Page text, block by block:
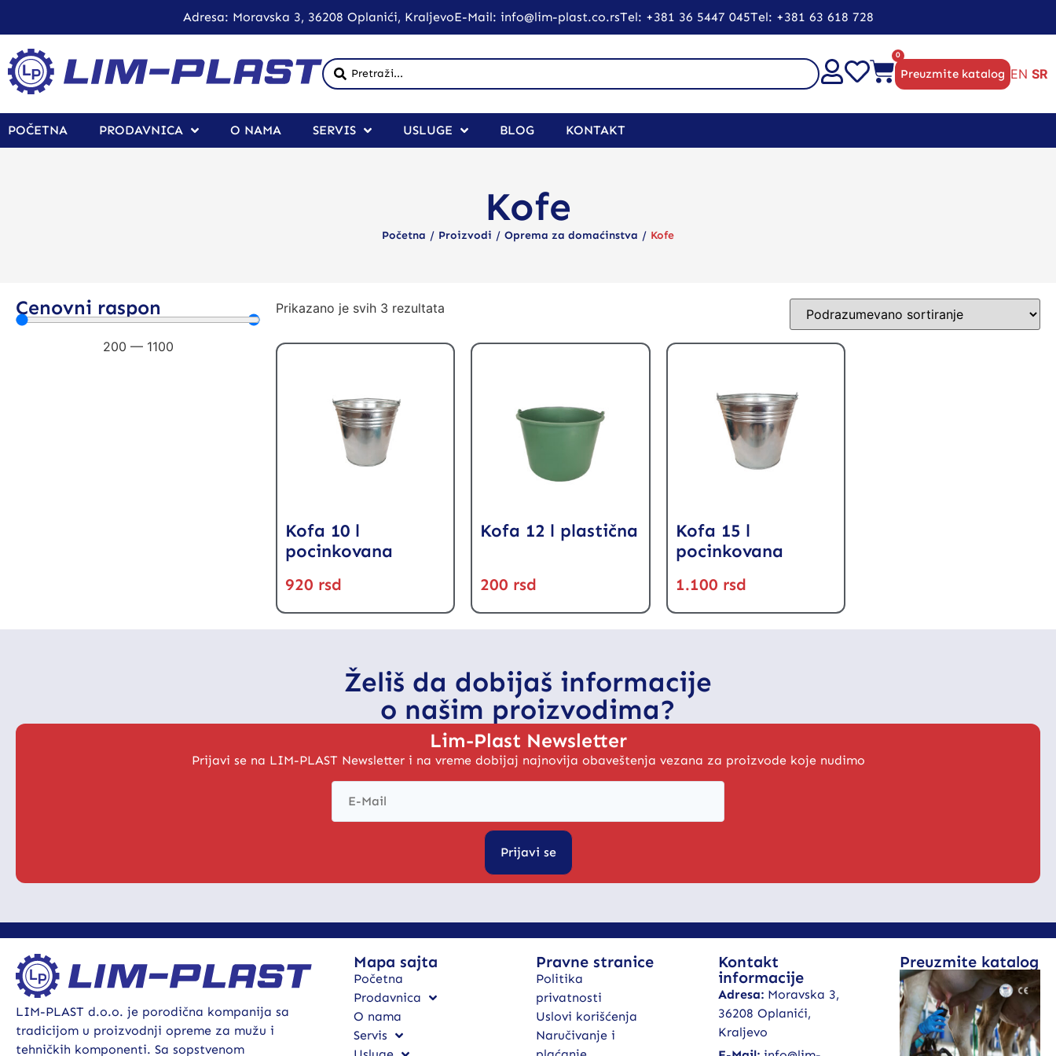
Adresa: Moravska 3, 36208 Oplanići, KraljevoE-Mail: info@lim-plast.co.rsTel: +381 36 5447 045Tel: +381 63 618 728
0
Preuzmite katalog EN SR
POČETNA PRODAVNICA O NAMA SERVIS USLUGE BLOG KONTAKT
Kofe
Početna / Proizvodi / Oprema za domaćinstva / Kofe
Cenovni raspon
200 — 1100
Prikazano je svih 3 rezultata
Kofa 10 l
pocinkovana
920 rsd
Kofa 12 l plastična
200 rsd
Kofa 15 l
pocinkovana
1.100 rsd
Želiš da dobijaš informacije
o našim proizvodima?
Lim-Plast Newsletter
Prijavi se na LIM-PLAST Newsletter i na vreme dobijaj najnovija obaveštenja vezana za proizvode koje nudimo
Prijavi se
LIM-PLAST d.o.o. je porodična kompanija sa
tradicijom u proizvodnji opreme za mužu i
tehničkih komponenti. Sa sopstvenom
Mapa sajta
Početna
Prodavnica
O nama
Servis
Pravne stranice
Politika
privatnosti
Uslovi korišćenja
Naručivanje i
Kontakt
informacije
Adresa:Moravska 3,
36208 Oplanići,
Kraljevo
Preuzmite katalog